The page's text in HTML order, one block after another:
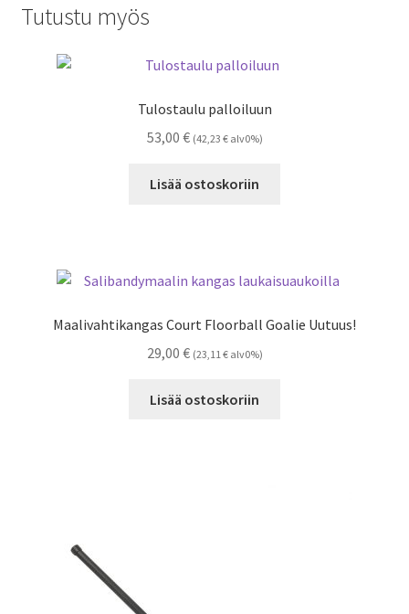
Tutustu myös
Tulostaulu palloiluun
53,00 € (42,23 €alv0%)
Lisää ostoskoriin
Maalivahtikangas Court Floorball Goalie Uutuus!
29,00 € (23,11 €alv0%)
Lisää ostoskoriin